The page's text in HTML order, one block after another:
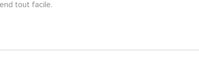
tout facile.